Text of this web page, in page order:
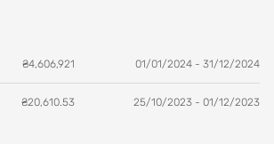
₴4,606,921 01/01/2024 - 31/12/2024
₴20,610.53 25/10/2023 - 01/12/2023